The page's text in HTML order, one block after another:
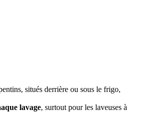
situés derrière ou sous le frigo,
lavage, surtout pour les laveuses à